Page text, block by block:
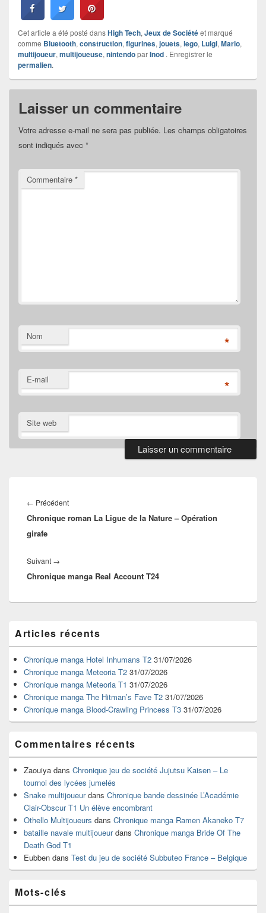
Cet article a été posté dansHigh Tech, Jeux de Sociétéet marqué
comme Bluetooth, construction, figurines, jouets, lego, Luigi, Mario,
multijoueur, multijoueuse, nintendoparInod . Enregistrer le
permalien.
Laisser un commentaire
Votre adresse e-mail ne sera pas publiée. Les champs obligatoires
sont indiqués avec *
Commentaire *
Nom *
E-mail *
Site web
de
l’article
← PrécédentArticle
précédent :
Chronique roman La Ligue de la Nature – Opération
girafe
Suivant →
suivant :
Chronique manga Real Account T24
principale
de
widget
pour
barre
latérale
Articles récents
Chronique manga Hotel Inhumans T2 31/07/2026
Chronique manga Meteoria T2 31/07/2026
Chronique manga Meteoria T1 31/07/2026
Chronique manga The Hitman’s Fave T2 31/07/2026
Chronique manga Blood-Crawling Princess T3 31/07/2026
Commentaires récents
Zaouiya dans Chronique jeu de société Jujutsu Kaisen – Le
tournoi des lycées jumelés
Snake multijoueurdans Chronique bande dessinée L’Académie
Clair-Obscur T1 Un élève encombrant
Othello Multijoueurs dans Chronique manga Ramen Akaneko T7
bataille navale multijoueurdans Chronique manga Bride Of The
Death God T1
Eubben dans Test du jeu de société Subbuteo France – Belgique
Mots-clés